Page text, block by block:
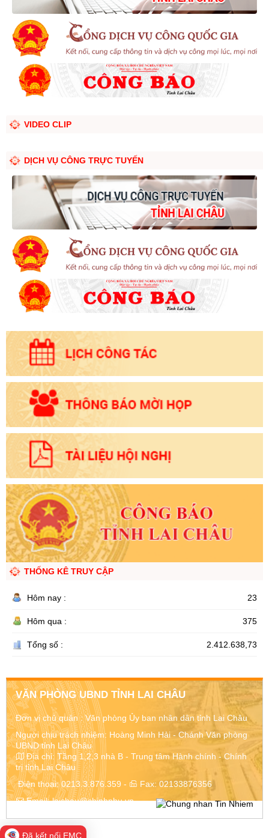
VIDEO CLIP
DỊCH VỤ CÔNG TRỰC TUYẾN
THỐNG KÊ TRUY CẬP
Hôm nay : 23
Hôm qua : 375
Tổng số : 2.412.638,73
VĂN PHÒNG UBND TỈNH LAI CHÂU
Đơn vị chủ quản :Văn phòng Ủy ban nhân dân tỉnh Lai Châu
Người chịu trách nhiệm: Hoàng Minh Hải - Chánh Văn phòng
UBND tỉnh Lai Châu
Địa chỉ: Tầng 1,2,3 nhà B - Trung tâm Hành chính - Chính
trị tỉnh Lai Châu
Điện thoại:0213.3.876.359 - Fax: 02133876356
Email:laichau@chinhphu.vn
Đã kết nối EMC